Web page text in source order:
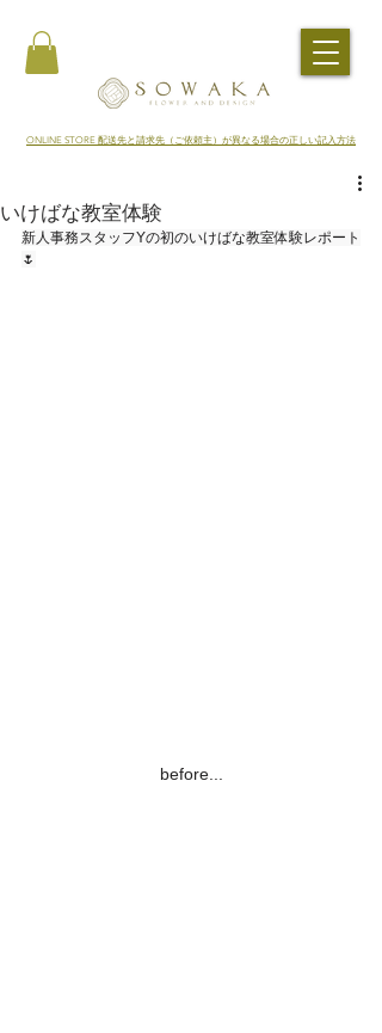
​ONLINE STORE 配送先と請求先（ご依頼主）が異なる場合の正しい記入方法
いけばな教室体験
新人事務スタッフYの初のいけばな教室体験レポート
🌷
before...